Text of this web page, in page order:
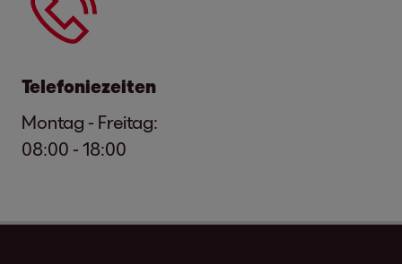
Telefoniezeiten
Montag - Freitag:
08:00 - 18:00